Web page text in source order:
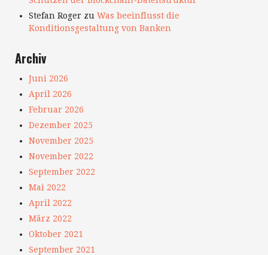
Stefan Roger zu Was beeinflusst die
Konditionsgestaltung von Banken
Archiv
Juni 2026
April 2026
Februar 2026
Dezember 2025
November 2025
November 2022
September 2022
Mai 2022
April 2022
März 2022
Oktober 2021
September 2021